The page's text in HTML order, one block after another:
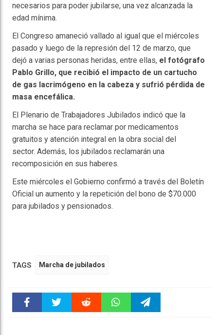
necesarios para poder jubilarse, una vez alcanzada la
edad mínima.
El Congreso amaneció vallado al igual que el miércoles
pasado y luego de la represión del 12 de marzo, que
dejó a varias personas heridas, entre ellas, el fotógrafo
Pablo Grillo, que recibió el impacto de un cartucho
de gas lacrimógeno en la cabeza y sufrió pérdida de
masa encefálica.
El Plenario de Trabajadores Jubilados indicó que la
marcha se hace para reclamar por medicamentos
gratuitos y atención integral en la obra social del
sector. Además, los jubilados reclamarán una
recomposición en sus haberes.
Este miércoles el Gobierno confirmó a través del Boletín
Oficial un aumento y la repetición del bono de $70.000
para jubilados y pensionados.
TAGS Marcha de jubilados